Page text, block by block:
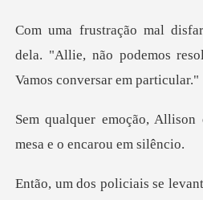
dela. "Allie, não podemos
n
me